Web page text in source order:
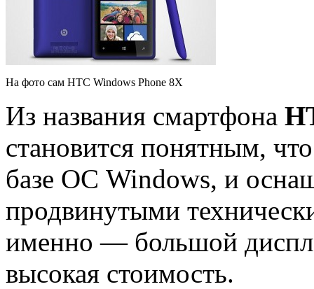
На фото сам HTC Windows Phone 8X
Из названия смартфона
становится понятным,
базе ОС Windows, и
продвинутыми
именно — большой
высокая стоимость.